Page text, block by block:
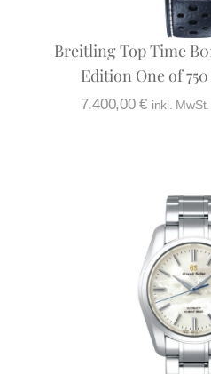
Breitling Top Time
Edition One of 750
7.400,00€ inkl.